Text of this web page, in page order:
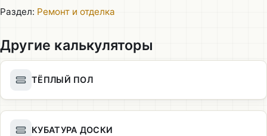
Раздел: Ремонт и отделка
Другие калькуляторы
ТЁПЛЫЙ ПОЛ
КУБАТУРА ДОСКИ